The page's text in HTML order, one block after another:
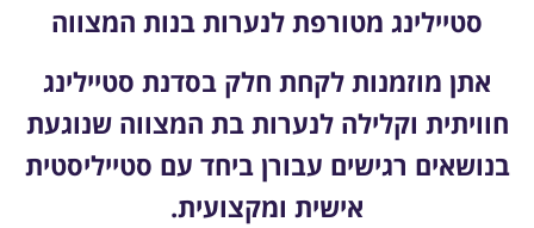
סטיילינג מטורפת לנערות בנות המצווה
אתן מוזמנות לקחת חלק בסדנת סטיילינג
חוויתית וקלילה לנערות בת המצווה שנוגעת
בנושאים רגישים עבורן ביחד עם סטייליסטית
אישית ומקצועית.